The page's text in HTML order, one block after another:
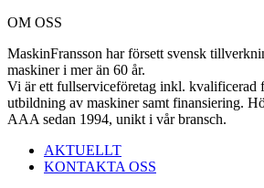
OM OSS
MaskinFransson har försett svensk
maskiner i mer än 60 år.
Vi är ett fullserviceföretag inkl. kvalificerad
utbildning av maskiner samt finansiering.
AAA sedan 1994, unikt i vår bransch.
AKTUELLT
KONTAKTA OSS